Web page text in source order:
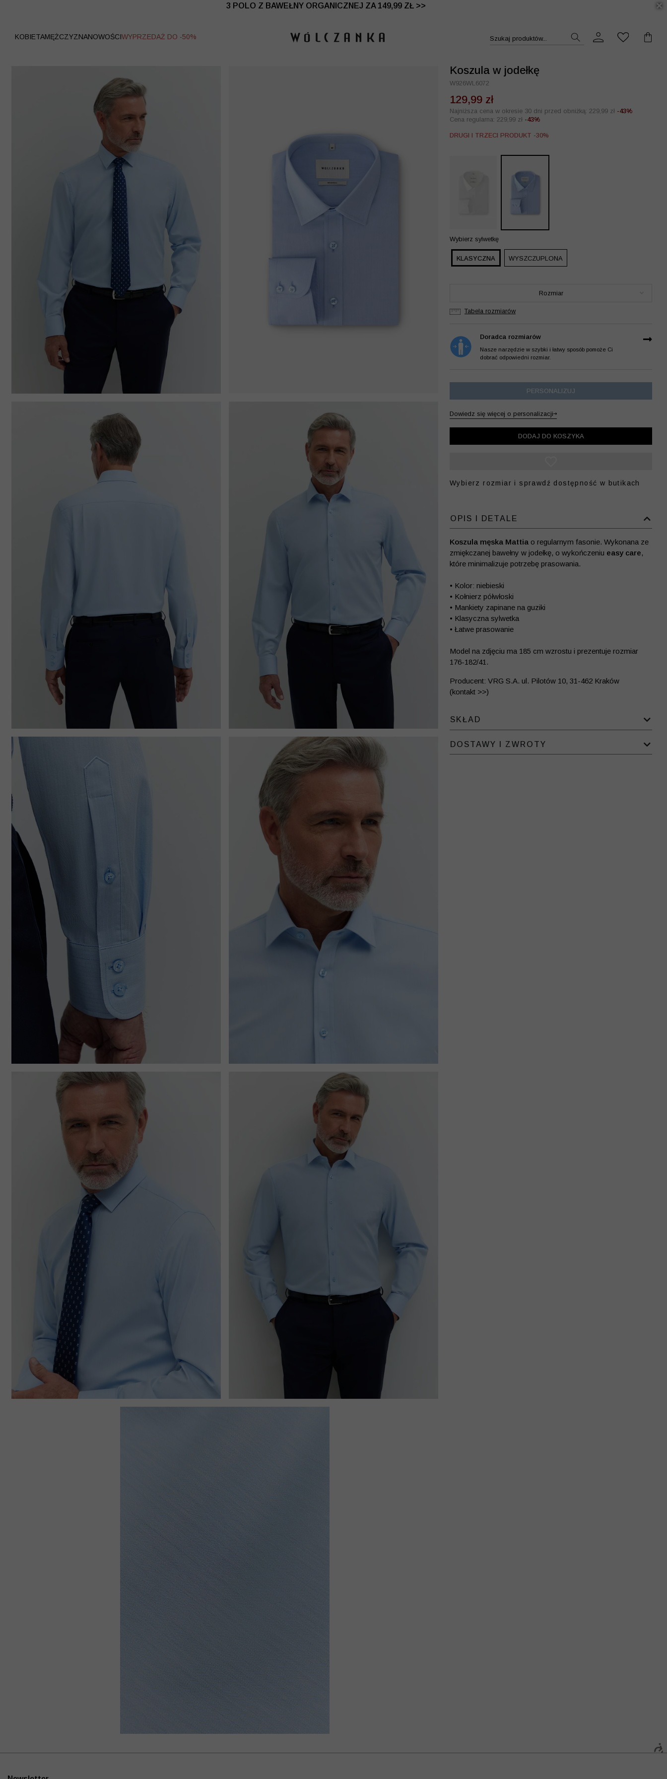
3 POLO Z BAWEŁNY ORGANICZNEJ ZA 149,99 ZŁ >>
WYPRZEDAŻ DO -50% | DODATKOWE -30% NA DRUGI I TRZECI PRODUKT >>
KOBIETAMĘŻCZYZNANOWOŚCIWYPRZEDAŻ DO -50% Szukaj produktów...
Koszula w jodełkę
W926WL6072
129,99 zł
Najniższa cena w okresie 30 dni przed obniżką: 229,99 zł -43%
Cena regularna: 229,99 zł -43%
DRUGI I TRZECI PRODUKT -30%
Wybierz sylwetkę
KLASYCZNA WYSZCZUPLONA
Rozmiar
Tabela rozmiarów
Doradca rozmiarów
Nasze narzędzie w szybki i łatwy sposób pomoże Ci
dobrać odpowiedni rozmiar.
PERSONALIZUJ
Dowiedz się więcej o personalizacji
DODAJ DO KOSZYKA
Wybierz rozmiar i sprawdź dostępność w butikach
OPIS I DETALE
Koszula męska Mattia o regularnym fasonie. Wykonana ze
zmiękczanej bawełny w jodełkę, o wykończeniu easy care,
które minimalizuje potrzebę prasowania.
• Kolor: niebieski
• Kołnierz półwłoski
• Mankiety zapinane na guziki
• Klasyczna sylwetka
• Łatwe prasowanie
Model na zdjęciu ma 185 cm wzrostu i prezentuje rozmiar
176-182/41.
Producent: VRG S.A. ul. Pilotów 10, 31-462 Kraków
(kontakt >>)
SKŁAD
DOSTAWY I ZWROTY